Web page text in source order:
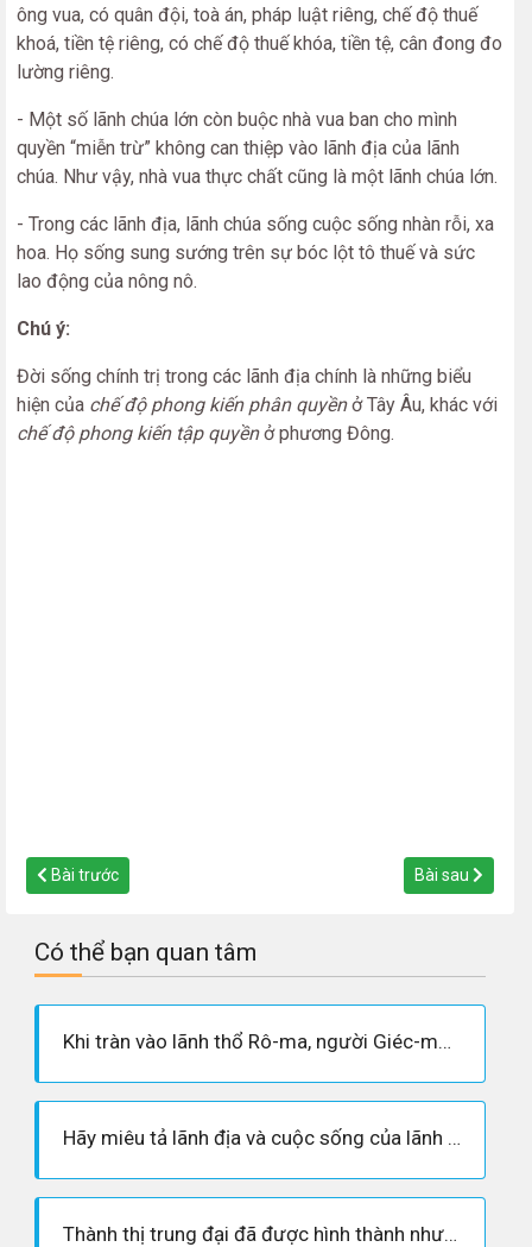
ông vua, có quân đội, toà án, pháp luật riêng, chế độ thuế
khoá, tiền tệ riêng, có chế độ thuế khóa, tiền tệ, cân đong đo
lường riêng.
- Một số lãnh chúa lớn còn buộc nhà vua ban cho mình
quyền “miễn trừ” không can thiệp vào lãnh địa của lãnh
chúa. Như vậy, nhà vua thực chất cũng là một lãnh chúa lớn.
- Trong các lãnh địa, lãnh chúa sống cuộc sống nhàn rỗi, xa
hoa. Họ sống sung sướng trên sự bóc lột tô thuế và sức
lao động của nông nô.
Chú ý:
Đời sống chính trị trong các lãnh địa chính là những biểu
hiện của chế độ phong kiến phân quyềnở Tây Âu, khác với
chế độ phong kiến tập quyềnở phương Đông.
Bài trước Bài sau
Có thể bạn quan tâm
Khi tràn vào lãnh thổ Rô-ma, người Giéc-man đã làm gì? Những việc làm đó có tác động như thế nào đến quá trình hình thành quan hệ sản xuất phong kiến ở châu Âu?
Hãy miêu tả lãnh địa và cuộc sống của lãnh chúa trong lãnh địa
Thành thị trung đại đã được hình thành như thế nào ? Cư dân sống ở đó làm những nghề gì ?